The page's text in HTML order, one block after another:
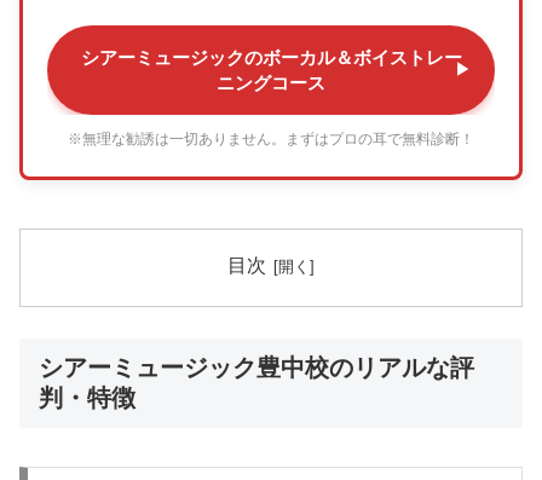
シアーミュージックのボーカル＆ボイストレー
ニングコース
※無理な勧誘は一切ありません。まずはプロの耳で無料診断！
目次
シアーミュージック豊中校のリアルな評
判・特徴